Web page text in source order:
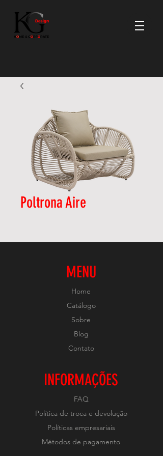
Poltrona Aire
MENU
Home
Catálogo
Sobre
Blog
Contato
INFORMAÇÕES
FAQ
Política de troca e devolução
Políticas empresariais
Métodos de pagamento